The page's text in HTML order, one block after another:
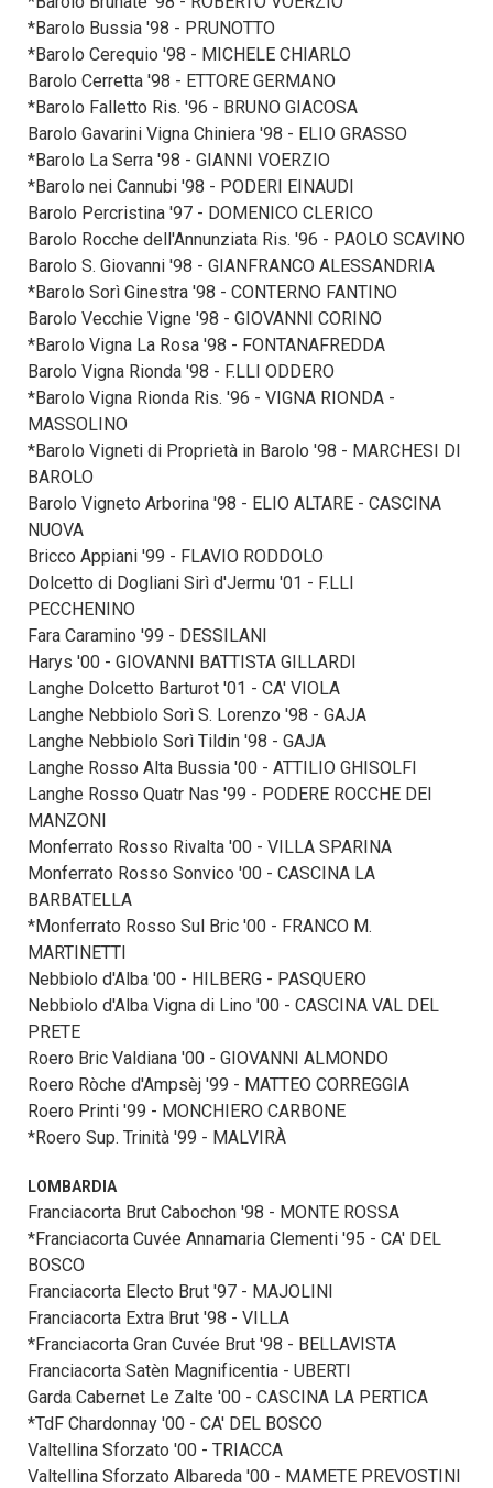
*Barolo Bussia '98 - PRUNOTTO
*Barolo Cerequio '98 - MICHELE CHIARLO
Barolo Cerretta '98 - ETTORE GERMANO
*Barolo Falletto Ris. '96 - BRUNO GIACOSA
Barolo Gavarini Vigna Chiniera '98 - ELIO GRASSO
*Barolo La Serra '98 - GIANNI VOERZIO
*Barolo nei Cannubi '98 - PODERI EINAUDI
Barolo Percristina '97 - DOMENICO CLERICO
Barolo Rocche dell'Annunziata Ris. '96 - PAOLO SCAVINO
Barolo S. Giovanni '98 - GIANFRANCO ALESSANDRIA
*Barolo Sorì Ginestra '98 - CONTERNO FANTINO
Barolo Vecchie Vigne '98 - GIOVANNI CORINO
*Barolo Vigna La Rosa '98 - FONTANAFREDDA
Barolo Vigna Rionda '98 - F.LLI ODDERO
*Barolo Vigna Rionda Ris. '96 - VIGNA RIONDA -
MASSOLINO
*Barolo Vigneti di Proprietà in Barolo '98 - MARCHESI DI
BAROLO
Barolo Vigneto Arborina '98 - ELIO ALTARE - CASCINA
NUOVA
Bricco Appiani '99 - FLAVIO RODDOLO
Dolcetto di Dogliani Sirì d'Jermu '01 - F.LLI
PECCHENINO
Fara Caramino '99 - DESSILANI
Harys '00 - GIOVANNI BATTISTA GILLARDI
Langhe Dolcetto Barturot '01 - CA' VIOLA
Langhe Nebbiolo Sorì S. Lorenzo '98 - GAJA
Langhe Nebbiolo Sorì Tildin '98 - GAJA
Langhe Rosso Alta Bussia '00 - ATTILIO GHISOLFI
Langhe Rosso Quatr Nas '99 - PODERE ROCCHE DEI
MANZONI
Monferrato Rosso Rivalta '00 - VILLA SPARINA
Monferrato Rosso Sonvico '00 - CASCINA LA
BARBATELLA
*Monferrato Rosso Sul Bric '00 - FRANCO M.
MARTINETTI
Nebbiolo d'Alba '00 - HILBERG - PASQUERO
Nebbiolo d'Alba Vigna di Lino '00 - CASCINA VAL DEL
PRETE
Roero Bric Valdiana '00 - GIOVANNI ALMONDO
Roero Ròche d'Ampsèj '99 - MATTEO CORREGGIA
Roero Printi '99 - MONCHIERO CARBONE
*Roero Sup. Trinità '99 - MALVIRÀ
LOMBARDIA
Franciacorta Brut Cabochon '98 - MONTE ROSSA
*Franciacorta Cuvée Annamaria Clementi '95 - CA' DEL
BOSCO
Franciacorta Electo Brut '97 - MAJOLINI
Franciacorta Extra Brut '98 - VILLA
*Franciacorta Gran Cuvée Brut '98 - BELLAVISTA
Franciacorta Satèn Magnificentia - UBERTI
Garda Cabernet Le Zalte '00 - CASCINA LA PERTICA
*TdF Chardonnay '00 - CA' DEL BOSCO
Valtellina Sforzato '00 - TRIACCA
Valtellina Sforzato Albareda '00 - MAMETE PREVOSTINI